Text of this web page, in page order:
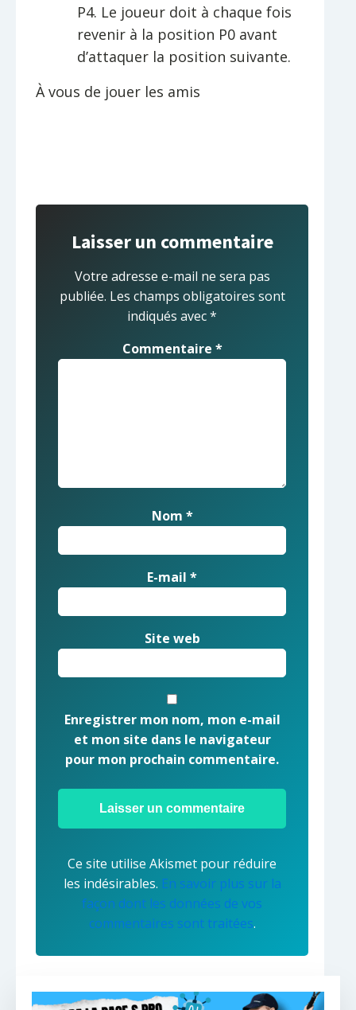
P4. Le joueur doit à chaque fois
revenir à la position P0 avant
d’attaquer la position suivante.
À vous de jouer les amis
Laisser un commentaire
Votre adresse e-mail ne sera pas
publiée. Les champs obligatoires sont
indiqués avec*
Commentaire *
Nom *
E-mail *
Site web
Enregistrer mon nom, mon e-mail
et mon site dans le navigateur
pour mon prochain commentaire.
Ce site utilise Akismet pour réduire
les indésirables. En savoir plus sur la
façon dont les données de vos
commentaires sont traitées.